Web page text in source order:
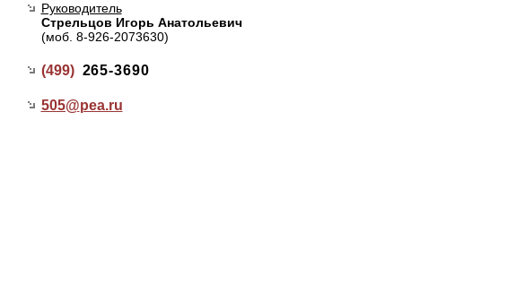
Руководитель
Стрельцов Игорь Анатольевич
(моб. 8-926-2073630)
(499) 265-3690
505@pea.ru